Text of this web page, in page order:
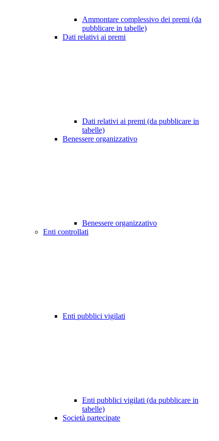
Ammontare complessivo dei premi (da
pubblicare in tabelle)
Dati relativi ai premi
Dati relativi ai premi (da pubblicare in
tabelle)
Benessere organizzativo
Benessere organizzativo
Enti controllati
Enti pubblici vigilati
Enti pubblici vigilati (da pubblicare in
tabelle)
Società partecipate